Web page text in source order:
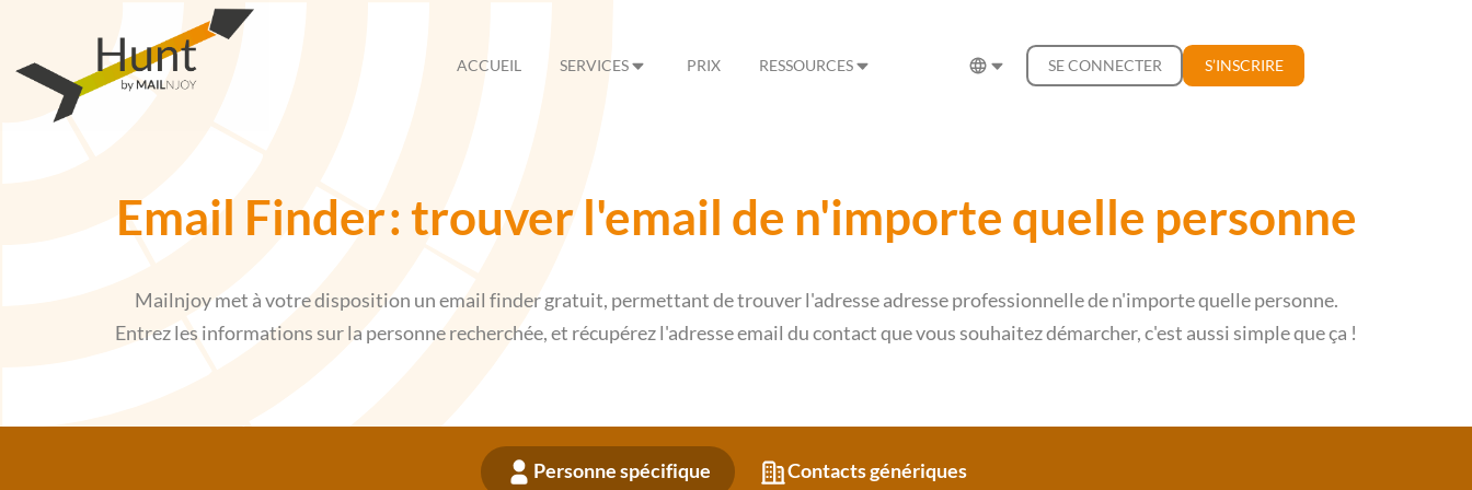
contenu
ACCUEIL SERVICES PRIX RESSOURCES SE CONNECTER S’INSCRIRE
Email Finder trouver l'email de n'importe quelle personne
Mailnjoy met à votre disposition un email finder gratuit, permettant de trouver l'adresse adresse professionnelle de n'importe quelle personne.
Entrez les informations sur la personne recherchée, et récupérez l'adresse email du contact que vous souhaitez démarcher, c'est aussi simple que ça !
Personne spécifique Contacts génériques